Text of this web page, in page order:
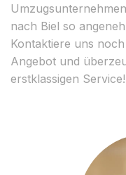
nach Biel so
Kontaktiere uns
Angebot und
erstklassigen Service!